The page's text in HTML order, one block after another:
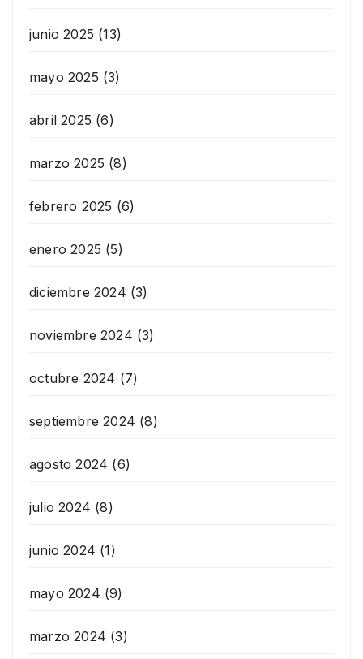
junio 2025 (13)
mayo 2025 (3)
abril 2025 (6)
marzo 2025 (8)
febrero 2025 (6)
enero 2025 (5)
diciembre 2024 (3)
noviembre 2024 (3)
octubre 2024 (7)
septiembre 2024 (8)
agosto 2024 (6)
julio 2024 (8)
junio 2024 (1)
mayo 2024 (9)
marzo 2024 (3)